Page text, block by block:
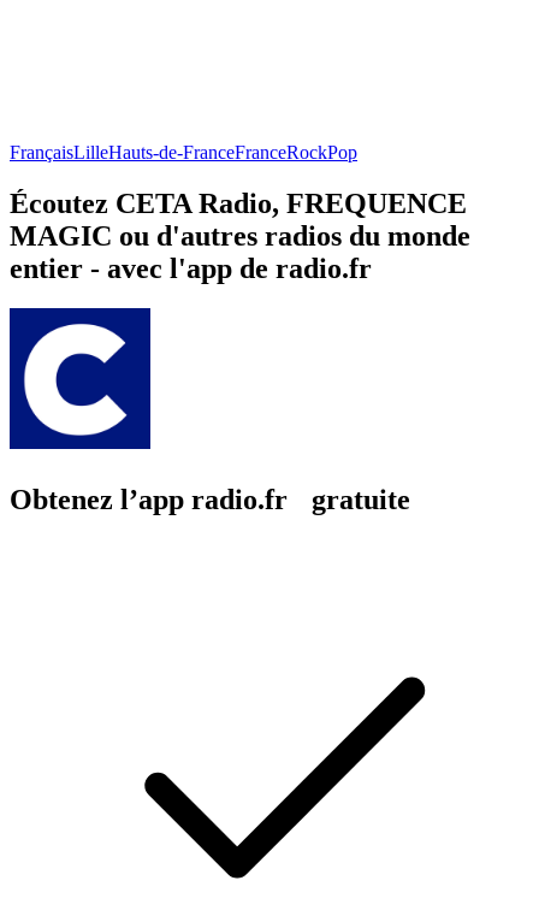
FrançaisLilleHauts-de-FranceFranceRockPop
Écoutez CETA Radio, FREQUENCE
MAGIC ou d'autres radios du monde
entier - avec l'app de radio.fr
Obtenez l’app radio.fr gratuite